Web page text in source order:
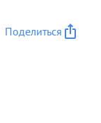
Поделиться